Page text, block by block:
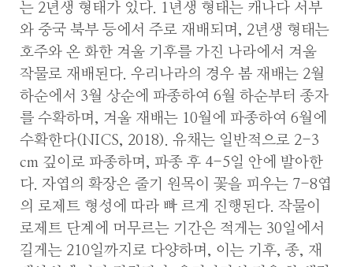
는 2년생 형태가 있다. 1년생 형태는 캐나다 서부
와 중국 북부 등에서 주로 재배되며, 2년생 형태는
호주와 온 화한 겨울 기후를 가진 나라에서 겨울
작물로 재배된다. 우리나라의 경우 봄 재배는 2월
하순에서 3월 상순에 파종하여 6월 하순부터 종자
를 수확하며, 겨울 재배는 10월에 파종하여 6월에
수확한다(NICS, 2018). 유채는 일반적으로 2-3
cm 깊이로 파종하며, 파종 후 4-5일 안에 발아한
다. 자엽의 확장은 줄기 원목이 꽃을 피우는 7-8엽
의 로제트 형성에 따라 빠 르게 진행된다. 작물이
로제트 단계에 머무르는 기간은 적게는 30일에서
길게는 210일까지로 다양하며, 이는 기후, 종, 재